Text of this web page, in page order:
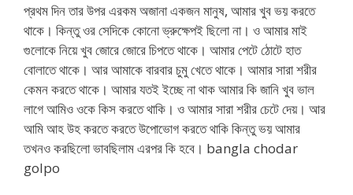
প্রথম দিন তার উপর এরকম অজানা একজন মানুষ, আমার খুব ভয় করতে
থাকে। কিন্তু ওর সেদিকে কোনো ভ্রুক্ষেপই ছিলো না। ও আমার মাই
গুলোকে নিয়ে খুব জোরে জোরে চিপতে থাকে। আমার পেটে ঠোটে হাত
বোলাতে থাকে। আর আমাকে বারবার চুমু খেতে থাকে। আমার সারা শরীর
কেমন করতে থাকে। আমার যতই ইচ্ছে না থাক আমার কি জানি খুব ভাল
লাগে আমিও ওকে কিস করতে থাকি। ও আমার সারা শরীর চেটে দেয়। আর
আমি আহ উহ করতে করতে উপোভোগ করতে থাকি কিন্তু ভয় আমার
তখনও করছিলো ভাবছিলাম এরপর কি হবে। bangla chodar
golpo